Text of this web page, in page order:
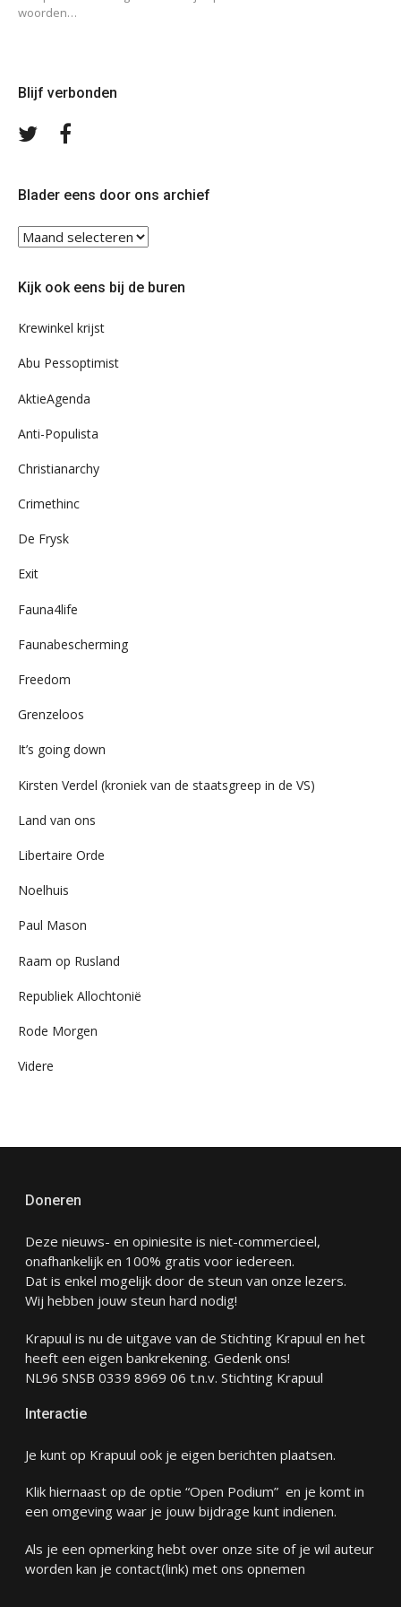
woorden…
Blijf verbonden
Volg
Blader eens door ons archief
Blader
ons
Kijk ook eens bij de buren
Krewinkel krijst
Abu Pessoptimist
AktieAgenda
Anti-Populista
Christianarchy
Crimethinc
De Frysk
Exit
Fauna4life
Faunabescherming
Freedom
Grenzeloos
It’s going down
Kirsten Verdel (kroniek van de staatsgreep in de VS)
Land van ons
Libertaire Orde
Noelhuis
Paul Mason
Raam op Rusland
Republiek Allochtonië
Rode Morgen
Videre
Doneren
Deze nieuws- en opiniesite is niet-commercieel,
onafhankelijk en 100% gratis voor iedereen.
Dat is enkel mogelijk door de steun van onze lezers.
Wij hebben jouw steun hard nodig!
Krapuul is nu de uitgave van de Stichting Krapuul en het
heeft een eigen bankrekening. Gedenk ons!
NL96 SNSB 0339 8969 06 t.n.v. Stichting Krapuul
Interactie
Je kunt op Krapuul ook je eigen berichten plaatsen.
Klik hiernaast op de optie “Open Podium” en je komt in
een omgeving waar je jouw bijdrage kunt indienen.
Als je een opmerking hebt over onze site of je wil auteur
worden kan je contact(link) met ons opnemen